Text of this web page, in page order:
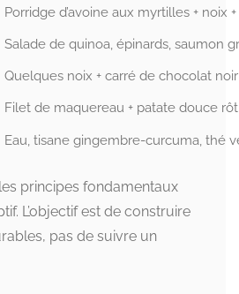
Porridge d’avoine aux myrtilles + noix
Salade de quinoa, épinards, saumon
Quelques noix + carré de chocolat noir
Filet de maquereau + patate douce
Eau, tisane gingembre-curcuma, thé
principes fondamentaux
L’objectif est de construire
pas de suivre un